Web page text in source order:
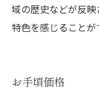
域の歴史などが反
特色を感じることが
お手頃価格